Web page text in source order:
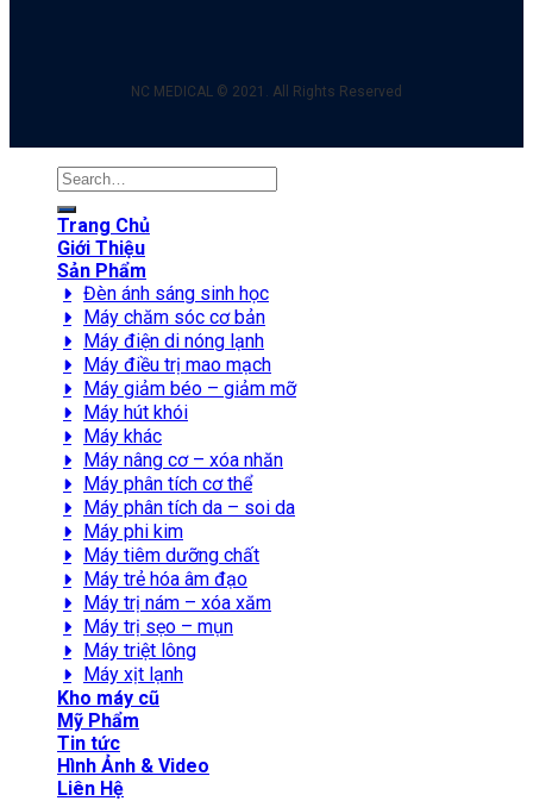
NC MEDICAL © 2021. All Rights Reserved
Search
for:
Trang Chủ
Giới Thiệu
Sản Phẩm
Đèn ánh sáng sinh học
Máy chăm sóc cơ bản
Máy điện di nóng lạnh
Máy điều trị mao mạch
Máy giảm béo – giảm mỡ
Máy hút khói
Máy khác
Máy nâng cơ – xóa nhăn
Máy phân tích cơ thể
Máy phân tích da – soi da
Máy phi kim
Máy tiêm dưỡng chất
Máy trẻ hóa âm đạo
Máy trị nám – xóa xăm
Máy trị sẹo – mụn
Máy triệt lông
Máy xịt lạnh
Kho máy cũ
Mỹ Phẩm
Tin tức
Hình Ảnh & Video
Liên Hệ